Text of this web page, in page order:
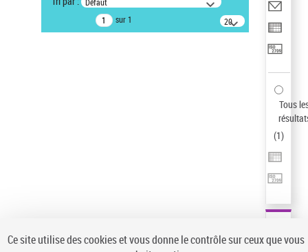
sur 1
20
résultats/page
Tous
(1)
Ce site utilise des cookies et vous donne le contrôle sur ceux que vous